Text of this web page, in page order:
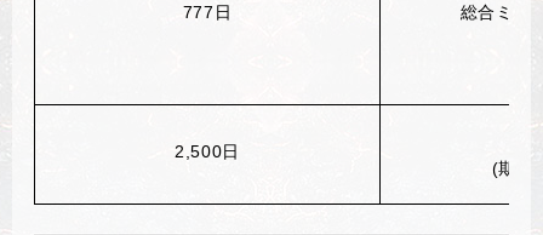
777 日 総合ミス
2,500日
時
(期間